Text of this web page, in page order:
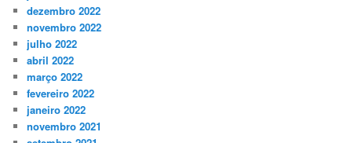
dezembro 2022
novembro 2022
julho 2022
abril 2022
março 2022
fevereiro 2022
janeiro 2022
novembro 2021